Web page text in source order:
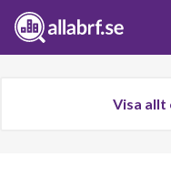
Visa allt